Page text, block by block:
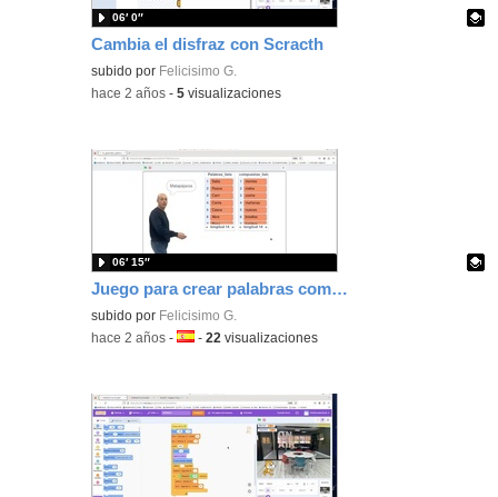
Cambia el disfraz con Scracth
Contenido educativo.
subido por Felicisimo G.
06′ 0″
-hace 2 años -5 visualizaciones
Juego para crear palabras compuestas
Contenido educativo.
subido por Felicisimo G.
06′ 15″
-hace 2 años -Idioma:
-22 visualizaciones